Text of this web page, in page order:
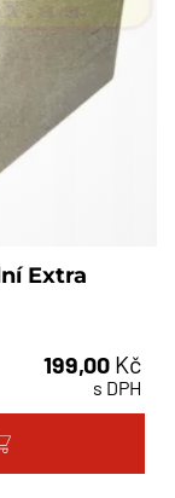
Extra
199,00 Kč
s DPH